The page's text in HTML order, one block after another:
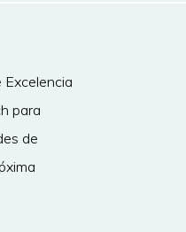
Excelencia
para
de